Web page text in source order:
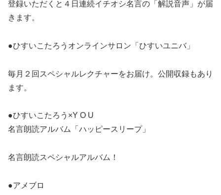
登録いただくと４日連続イチオシ名言の「解説音声」が届
きます。
●ひすいこたろうオンラインサロン「ひすいユニバ」
毎月２回スペシャルレクチャーをお届け。公開収録もあり
ます。
●ひすいこたろう×Y O U
名言朗読アルバム「ハッピースリープ」
名言朗読スペシャルアルバム！
●アメブロ